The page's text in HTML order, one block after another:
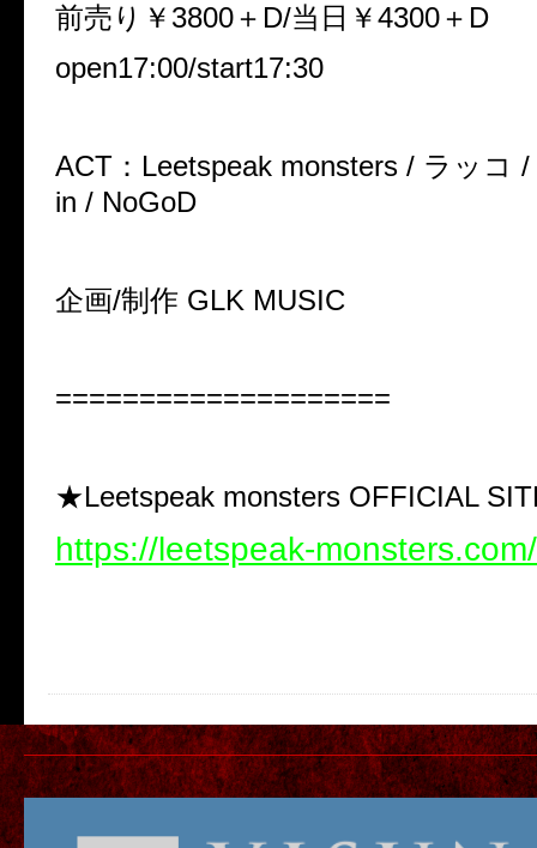
前売り￥3800＋D/当日￥4300＋D
open17:00/start17:30
ACT： Leetspeak monsters / ラッコ
in / NoGoD
企画/制作 GLK MUSIC
====================
★Leetspeak monsters OFFICIAL
https://leetspeak-monsters.com/